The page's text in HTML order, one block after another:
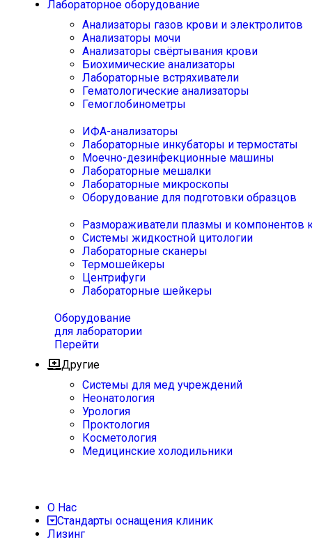
Лабораторное оборудование
Анализаторы газов крови и электролитов
Анализаторы мочи
Анализаторы свёртывания крови
Биохимические анализаторы
Лабораторные встряхиватели
Гематологические анализаторы
Гемоглобинометры
ИФА-анализаторы
Лабораторные инкубаторы и термостаты
Моечно-дезинфекционные машины
Лабораторные мешалки
Лабораторные микроскопы
Оборудование для подготовки образцов
Размораживатели плазмы и компонентов
Системы жидкостной цитологии
Лабораторные сканеры
Термошейкеры
Центрифуги
Лабораторные шейкеры
Оборудование
для лаборатории
Перейти
Другие
Системы для мед учреждений
Неонатология
Урология
Проктология
Косметология
Медицинские холодильники
О Нас
Стандарты оснащения клиник
Лизинг